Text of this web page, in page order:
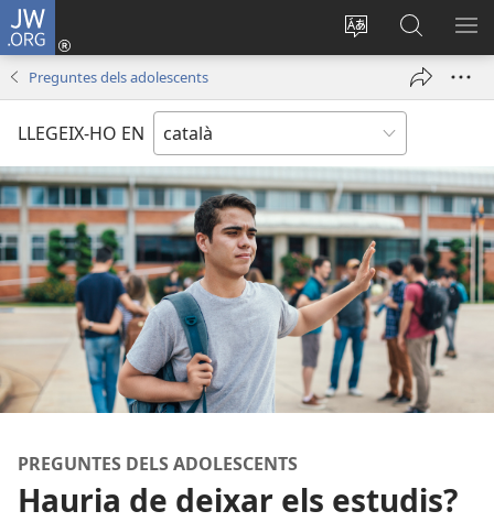
JW.ORG
Canvia
d’idioma
Inicia
sessió
finestra
Cerca
jw.org
Preguntes dels adolescents
LLEGEIX-HO EN
PREGUNTES DELS ADOLESCENTS
Hauria de deixar els estudis?